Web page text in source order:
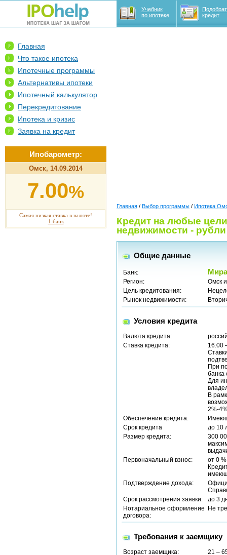
Учебник
по ипотеке
кредит
Главная
Что такое ипотека
Ипотечные программы
Альтернативы ипотеки
Ипотечный калькулятор
Перекредитование
Ипотека и кризис
Заявка на кредит
Ипобарометр:
Омск, 14.09.2014
7.00%
Самая низкая ставка в валюте!
1 банк
Главная / Выбор программы / Ипотека
Кредит на любые
недвижимости - рубли
Общие данные
Банк:
Регион:
Омск
Цель кредитования:
Рынок недвижимости:
Условия кредита
Валюта кредита:
Ставка кредита:
16.00
При
банка
Для
В
2%-
Обеспечение кредита:
Срок кредита
до 10
Размер кредита:
300
Первоначальный взнос:
от 0 %
Подтверждение дохода:
Срок рассмотрения заявки:
до 3
Нотариальное оформление
договора:
Не
Требования к заемщику
Возраст заемщика:
21 –